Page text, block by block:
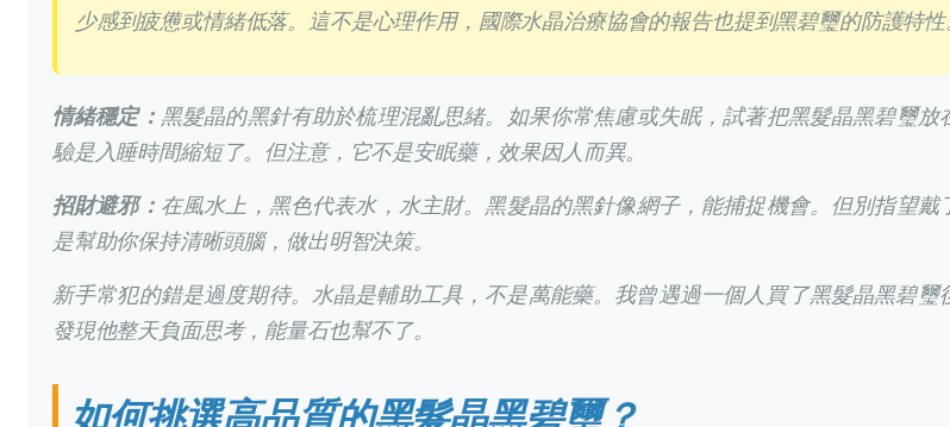
少感到疲憊或情緒低落。這不是心理作用，國際水晶治療協會的報告也提到黑碧璽的防護特性
情緒穩定： 黑髮晶的黑針有助於梳理混亂思緒。如果你常焦慮或失眠，試著把黑髮晶黑碧璽放
驗是入睡時間縮短了。但注意，它不是安眠藥，效果因人而異。
招財避邪： 在風水上，黑色代表水，水主財。黑髮晶的黑針像網子，能捕捉機會。但別指望戴
是幫助你保持清晰頭腦，做出明智決策。
新手常犯的錯是過度期待。水晶是輔助工具，不是萬能藥。我曾遇過一個人買了黑髮晶黑碧璽
發現他整天負面思考，能量石也幫不了。
如何挑選高品質的黑髮晶黑碧璽？